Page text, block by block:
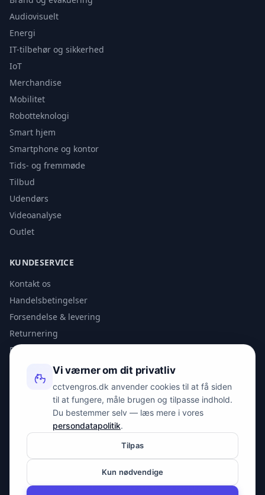
Audiovisuelt
Energi
IT-tilbehør og sikkerhed
IoT
Merchandise
Mobilitet
Robotteknologi
Smart hjem
Smartphone og kontor
Tids- og fremmøde
Tilbud
Udendørs
Videoanalyse
Outlet
KUNDESERVICE
Kontakt os
Handelsbetingelser
Forsendelse & levering
Returnering
Privatlivspolitik
KONTAKT
info@spyman.dk
Peter Bangs Vej 153, 2000 Frederiksberg
© 2026 cctvengros.dk — En del af Spyman.dk. Alle rettigheder
Vi værner om dit privatliv
cctvengros.dk anvender cookies til at få siden
til at fungere, måle brugen og tilpasse indhold.
Du bestemmer selv — læs mere i vores
persondatapolitik.
Tilpas
Kun nødvendige